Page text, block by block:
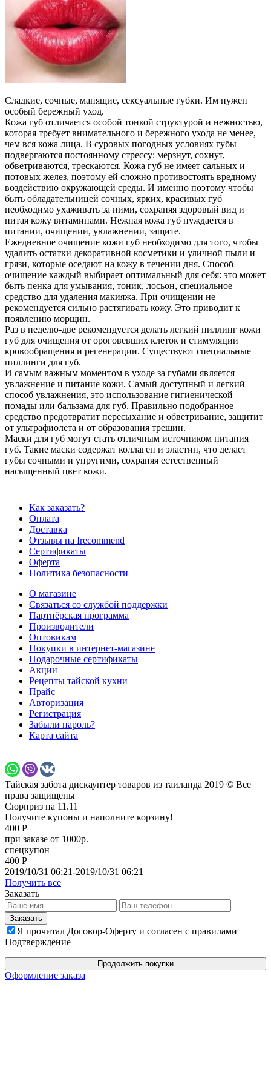
Сладкие, сочные, манящие, сексуальные губки. Им нужен
особый бережный уход.
Кожа губ отличается особой тонкой структурой и нежностью,
которая требует внимательного и бережного ухода не менее,
чем вся кожа лица. В суровых погодных условиях губы
подвергаются постоянному стрессу: мерзнут, сохнут,
обветриваются, трескаются. Кожа губ не имеет сальных и
потовых желез, поэтому ей сложно противостоять вредному
воздействию окружающей среды. И именно поэтому чтобы
быть обладательницей сочных, ярких, красивых губ
необходимо ухаживать за ними, сохраняя здоровый вид и
питая кожу витаминами. Нежная кожа губ нуждается в
питании, очищении, увлажнении, защите.
Ежедневное очищение кожи губ необходимо для того, чтобы
удалить остатки декоративной косметики и уличной пыли и
грязи, которые оседают на кожу в течении дня. Способ
очищение каждый выбирает оптимальный для себя: это может
быть пенка для умывания, тоник, лосьон, специальное
средство для удаления макияжа. При очищении не
рекомендуется сильно растягивать кожу. Это приводит к
появлению морщин.
Раз в неделю-две рекомендуется делать легкий пиллинг кожи
губ для очищения от ороговевших клеток и стимуляции
кровообращения и регенерации. Существуют специальные
пиллинги для губ.
И самым важным моментом в уходе за губами является
увлажнение и питание кожи. Самый доступный и легкий
способ увлажнения, это использование гигиенической
помады или бальзама для губ. Правильно подобранное
средство предотвратит пересыхание и обветривание, защитит
от ультрафиолета и от образования трещин.
Маски для губ могут стать отличным источником питания
губ. Такие маски содержат коллаген и эластин, что делает
губы сочными и упругими, сохраняя естественный
насыщенный цвет кожи.
Как заказать?
Оплата
Доставка
Отзывы на Irecommend
Сертификаты
Оферта
Политика безопасности
О магазине
Связаться со службой поддержки
Партнёрская программа
Производители
Оптовикам
Покупки в интернет-магазине
Подарочные сертификаты
Акции
Рецепты тайской кухни
Прайс
Авторизация
Регистрация
Забыли пароль?
Карта сайта
Тайская забота дискаунтер товаров из таиланда 2019 © Все
права защищены
Сюрприз на 11.11
Получите купоны и наполните корзину!
400 Р
при заказе от 1000р.
спецкупон
400 Р
2019/10/31 06:21-2019/10/31 06:21
Получить все
Заказать
Я прочитал Договор-Оферту и согласен с правилами
Подтверждение
Продолжить покупки
Оформление заказа